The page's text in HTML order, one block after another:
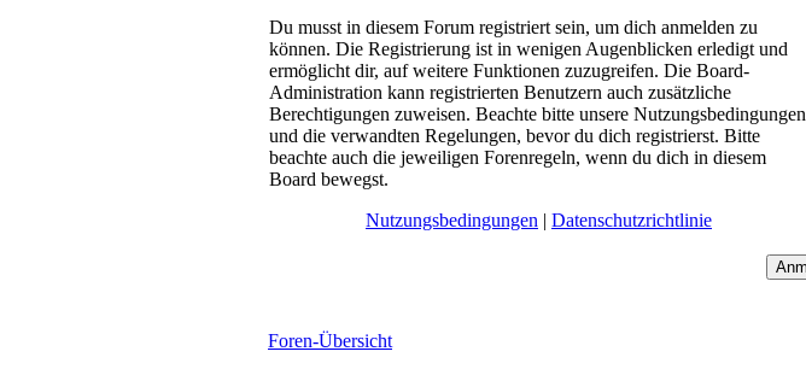
Du musst in diesem Forum registriert sein, um dich anmelden zu
können. Die Registrierung ist in wenigen Augenblicken erledigt und
ermöglicht dir, auf weitere Funktionen zuzugreifen. Die Board-
Administration kann registrierten Benutzern auch zusätzliche
Berechtigungen zuweisen. Beachte bitte unsere Nutzungsbedingungen
und die verwandten Regelungen, bevor du dich registrierst. Bitte
beachte auch die jeweiligen Forenregeln, wenn du dich in diesem
Board bewegst.
Nutzungsbedingungen | Datenschutzrichtlinie
Foren-Übersicht